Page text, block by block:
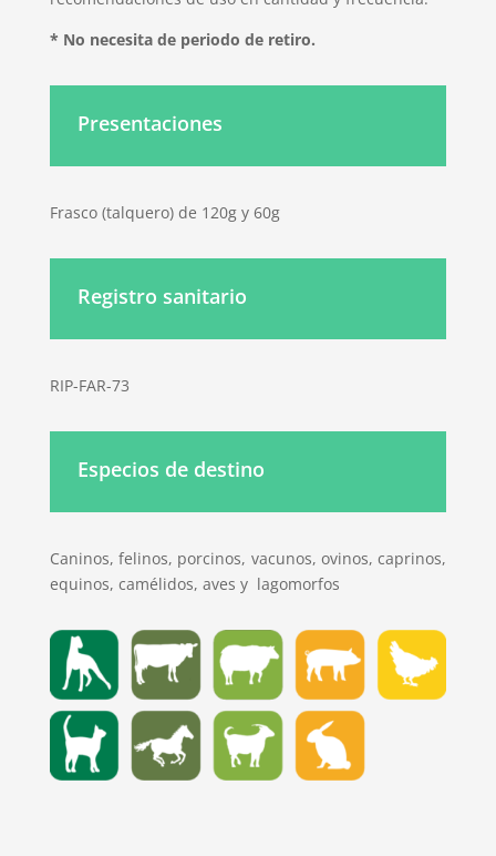
* No necesita de periodo de retiro.
Presentaciones
Frasco (talquero) de 120g y 60g
Registro sanitario
RIP-FAR-73
Especios de destino
Caninos, felinos, porcinos, vacunos, ovinos, caprinos,
equinos, camélidos, aves y lagomorfos